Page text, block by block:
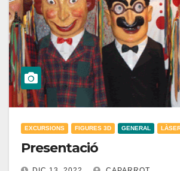
EXCURSIONS FIGURES 3D GENERAL
Presentació